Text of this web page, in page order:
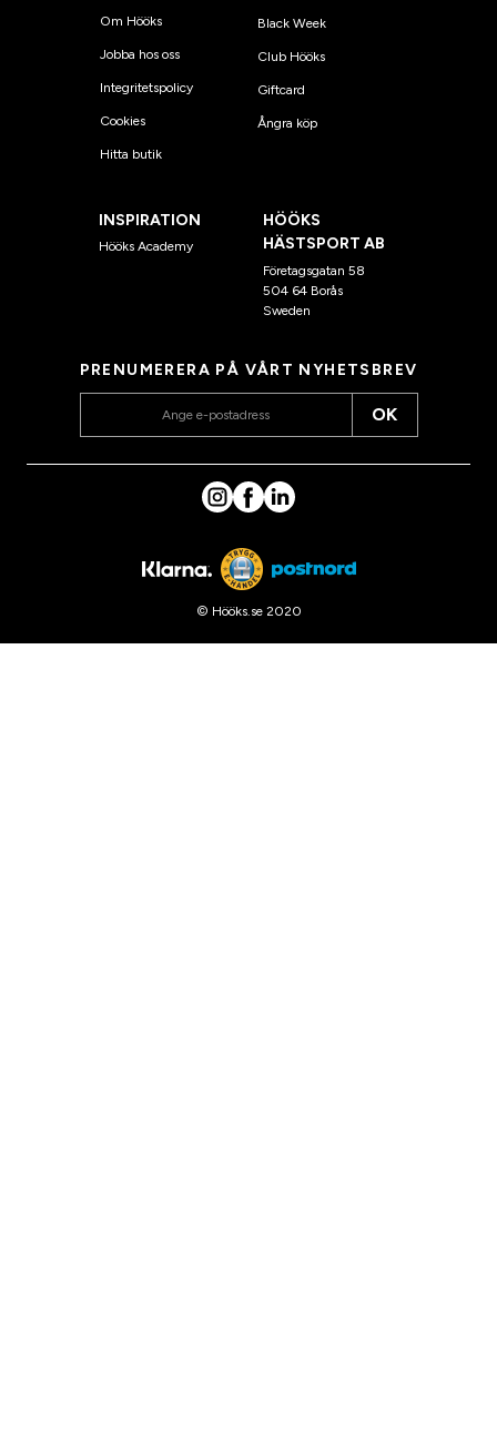
Om Hööks
Jobba hos oss
Integritetspolicy
Cookies
Hitta butik
Black Week
Club Hööks
Giftcard
Ångra köp
INSPIRATION
Hööks Academy
HÖÖKS
HÄSTSPORT AB
Företagsgatan 58
504 64 Borås
Sweden
PRENUMERERA PÅ VÅRT NYHETSBREV
OK
© Hööks.se 2020